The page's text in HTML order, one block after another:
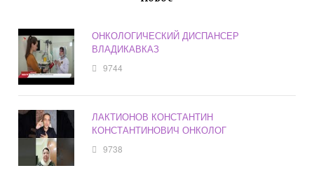
ОНКОЛОГИЧЕСКИЙ ДИСПАНСЕР
ВЛАДИКАВКАЗ
9744
ЛАКТИОНОВ КОНСТАНТИН
КОНСТАНТИНОВИЧ ОНКОЛОГ
9738